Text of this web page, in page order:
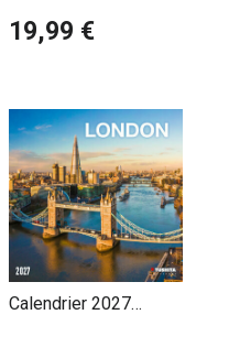
19,99 €
Calendrier 2027